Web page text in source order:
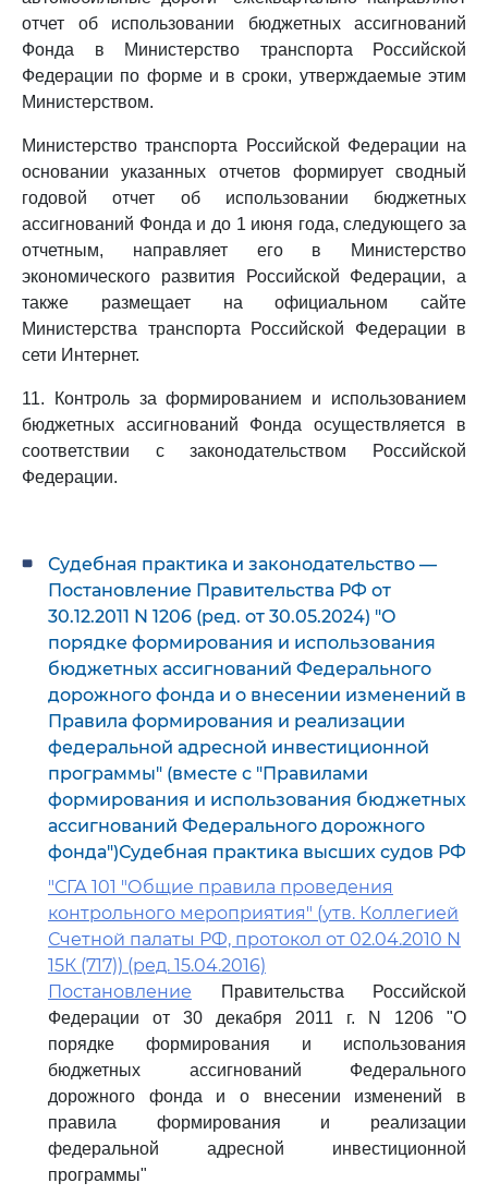
отчет об использовании бюджетных ассигнований
Фонда в Министерство транспорта Российской
Федерации по форме и в сроки, утверждаемые этим
Министерством.
Министерство транспорта Российской Федерации на
основании указанных отчетов формирует сводный
годовой отчет об использовании бюджетных
ассигнований Фонда и до 1 июня года, следующего за
отчетным, направляет его в Министерство
экономического развития Российской Федерации, а
также размещает на официальном сайте
Министерства транспорта Российской Федерации в
сети Интернет.
11. Контроль за формированием и использованием
бюджетных ассигнований Фонда осуществляется в
соответствии с законодательством Российской
Федерации.
Судебная практика и законодательство —
Постановление Правительства РФ от
30.12.2011 N 1206 (ред. от 30.05.2024) "О
порядке формирования и использования
бюджетных ассигнований Федерального
дорожного фонда и о внесении изменений в
Правила формирования и реализации
федеральной адресной инвестиционной
программы" (вместе с "Правилами
формирования и использования бюджетных
ассигнований Федерального дорожного
фонда")Судебная практика высших судов РФ
"СГА 101 "Общие правила проведения
контрольного мероприятия" (утв. Коллегией
Счетной палаты РФ, протокол от 02.04.2010 N
15К (717)) (ред. 15.04.2016)
Постановление Правительства Российской
Федерации от 30 декабря 2011 г. N 1206 "О
порядке формирования и использования
бюджетных ассигнований Федерального
дорожного фонда и о внесении изменений в
правила формирования и реализации
федеральной адресной инвестиционной
программы"